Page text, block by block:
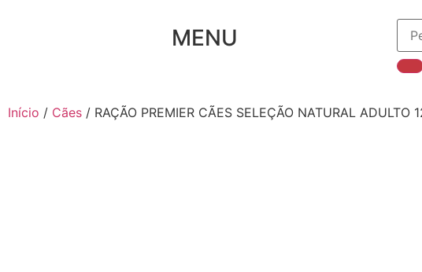
MENU
Início / Cães / RAÇÃO PREMIER CÃES SELEÇÃO NATURAL ADULTO